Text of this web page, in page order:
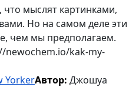
мыслят картинками,
Но на самом деле эти
чем мы предполагаем.
newochem.io/kak-my-
YorkerАвтор: Джошуа